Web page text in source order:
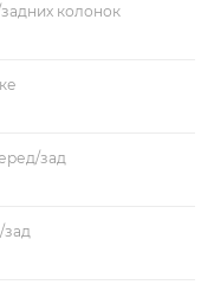
колонок
зад
зад